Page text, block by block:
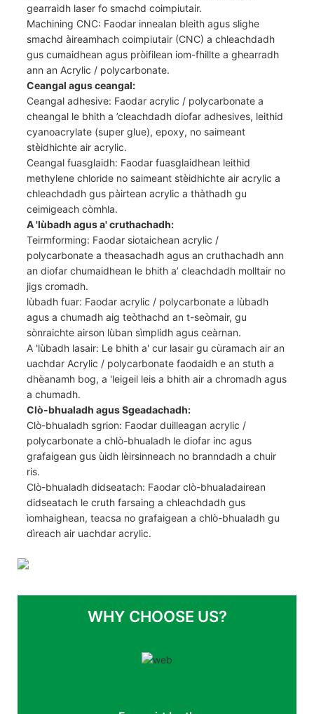
gearraidh laser fo smachd coimpiutair.
Machining CNC: Faodar innealan bleith agus slighe
smachd àireamhach coimpiutair (CNC) a chleachdadh
gus cumaidhean agus pròifilean iom-fhillte a ghearradh
ann an Acrylic / polycarbonate.
Ceangal agus ceangal:
Ceangal adhesive: Faodar acrylic / polycarbonate a
cheangal le bhith a ’cleachdadh diofar adhesives, leithid
cyanoacrylate (super glue), epoxy, no saimeant
stèidhichte air acrylic.
Ceangal fuasglaidh: Faodar fuasglaidhean leithid
methylene chloride no saimeant stèidhichte air acrylic a
chleachdadh gus pàirtean acrylic a thàthadh gu
ceimigeach còmhla.
A 'lùbadh agus a' cruthachadh:
Teirmforming: Faodar siotaichean acrylic /
polycarbonate a theasachadh agus an cruthachadh ann
an diofar chumaidhean le bhith a’ cleachdadh molltair no
jigs cromadh.
lùbadh fuar: Faodar acrylic / polycarbonate a lùbadh
agus a chumadh aig teòthachd an t-seòmair, gu
sònraichte airson lùban sìmplidh agus ceàrnan.
A 'lùbadh lasair: Le bhith a' cur lasair gu cùramach air an
uachdar Acrylic / polycarbonate faodaidh e an stuth a
dhèanamh bog, a 'leigeil leis a bhith air a chromadh agus
a chumadh.
Clò-bhualadh agus Sgeadachadh:
Clò-bhualadh sgrion: Faodar duilleagan acrylic /
polycarbonate a chlò-bhualadh le diofar inc agus
grafaigean gus ùidh lèirsinneach no branndadh a chuir
ris.
Clò-bhualadh didseatach: Faodar clò-bhualadairean
didseatach le cruth farsaing a chleachdadh gus
ìomhaighean, teacsa no grafaigean a chlò-bhualadh gu
dìreach air uachdar acrylic.
WHY CHOOSE US?